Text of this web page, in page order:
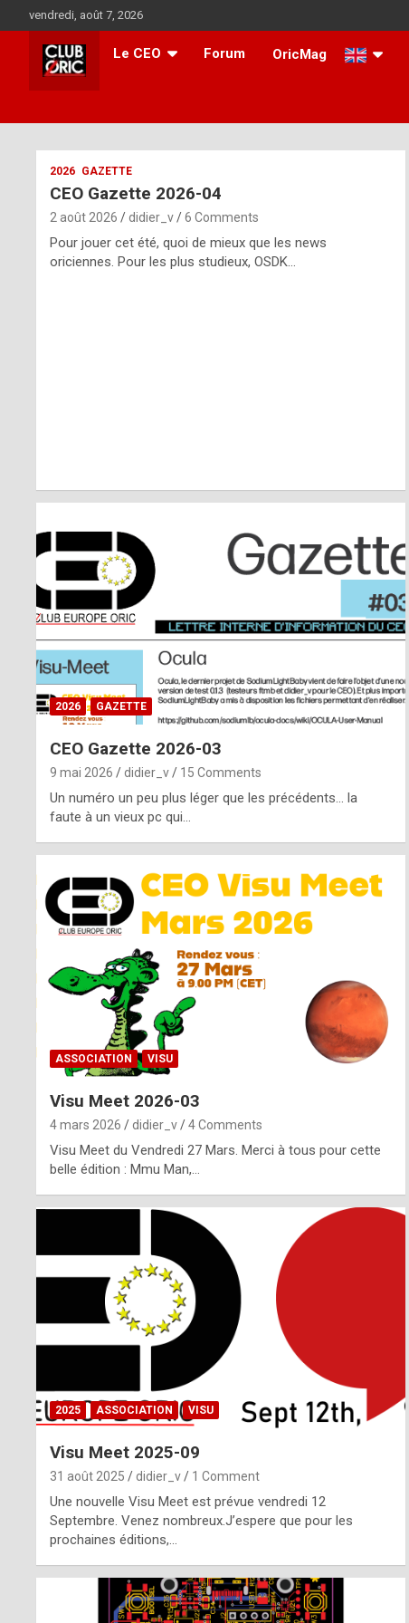
to
content
vendredi, août 7, 2026
Le CEO Forum OricMag
ff
m
2026 GAZETTE
CEO Gazette 2026-04
2 août 2026 didier_v 6 Comments
Pour jouer cet été, quoi de mieux que les news
oriciennes. Pour les plus studieux, OSDK…
2026 GAZETTE
CEO Gazette 2026-03
9 mai 2026 didier_v 15 Comments
Un numéro un peu plus léger que les précédents… la
faute à un vieux pc qui…
ASSOCIATION VISU
Visu Meet 2026-03
4 mars 2026 didier_v 4 Comments
Visu Meet du Vendredi 27 Mars. Merci à tous pour cette
belle édition : Mmu Man,…
2025 ASSOCIATION VISU
Visu Meet 2025-09
31 août 2025 didier_v 1 Comment
Une nouvelle Visu Meet est prévue vendredi 12
Septembre. Venez nombreux.J’espere que pour les
prochaines éditions,…